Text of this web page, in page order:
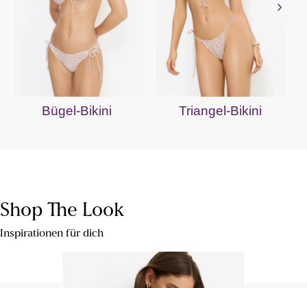
Bügel-Bikini Triangel-Bikini
Shop The Look
Inspirationen für dich